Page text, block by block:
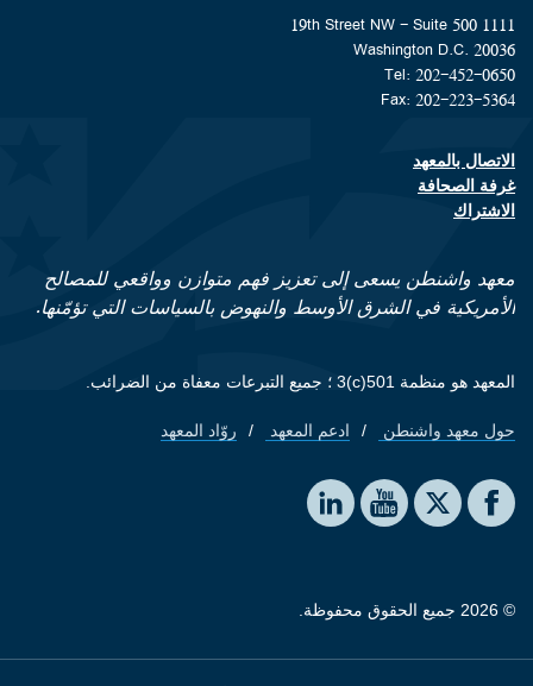
1111 19th Street NW - Suite 500
Washington D.C. 20036
Tel: 202-452-0650
Fax: 202-223-5364
Footer contact links
الاتصال بالمعهد
غرفة الصحافة
الاشتراك
معهد واشنطن يسعى إلى تعزيز فهم متوازن وواقعي للمصالح
الأمريكية في الشرق الأوسط والنهوض بالسياسات التي تؤمّنها.
المعهد هو منظمة 501(c)3 ؛ جميع التبرعات معفاة من الضرائب.
Footer quick links
حول معهد واشنطن ادعم المعهد روّاد المعهد
Social media
The Washington Institute on Facebook
The Washington Institute on X
The Washington Institute on YouTube
The Washington Institute on LinkedIn
© 2026 جميع الحقوق محفوظة.